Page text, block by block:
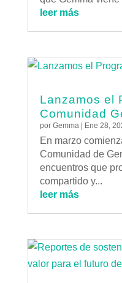
leer más
Lanzamos el
Comunidad
por Gemma | Ene 28,
En marzo
Comunidad de
encuentros que
compartido y...
leer más